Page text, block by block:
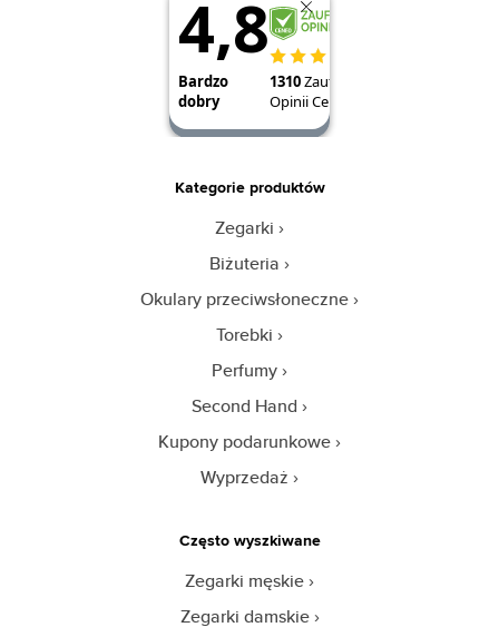
Kategorie produktów
Zegarki
Biżuteria
Okulary przeciwsłoneczne
Torebki
Perfumy
Second Hand
Kupony podarunkowe
Wyprzedaż
Często wyszkiwane
Zegarki męskie
Zegarki damskie